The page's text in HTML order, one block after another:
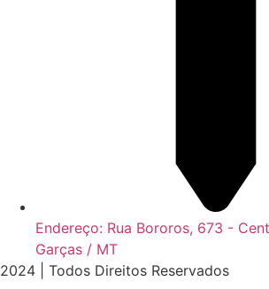
Endereço: Rua Bororos, 673 -
Garças / MT
2024 | Todos Direitos Reservados